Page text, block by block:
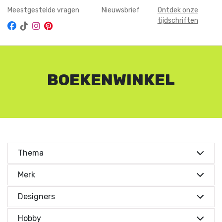
Meestgestelde vragen Nieuwsbrief
Ontdek onze
tijdschriften
BOEKENWINKEL
Thema
Kies je thema's
Kies je thema's
Moederdag
Pasen(3)
Merk
Merken
MerkenMjamTaart
Designers
Designers
Hobby